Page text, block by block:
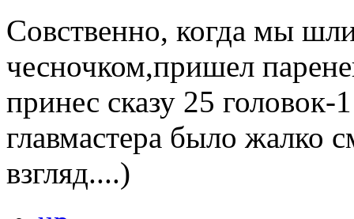
Совственно, когда мы
чесночком,пришел
принес сказу 25 головок-
главмастера было жалко
взгляд....)